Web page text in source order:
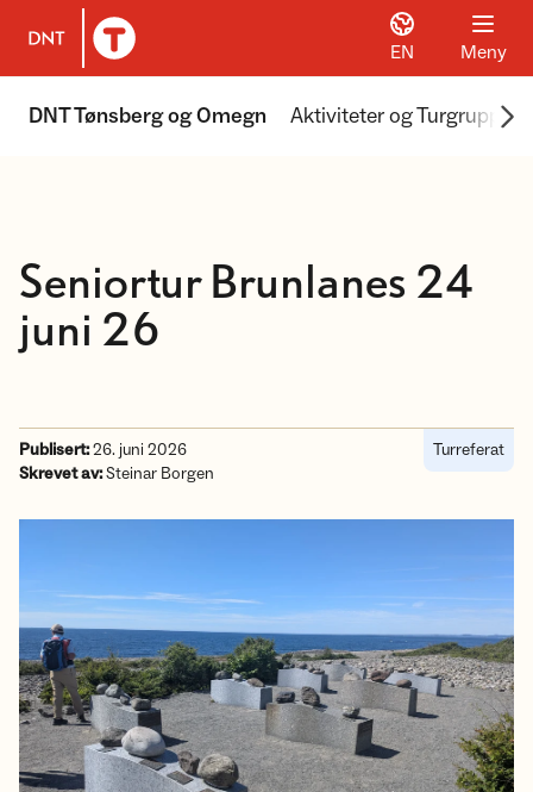
Til DNT.no forside
EN Meny
DNT Tønsberg og Omegn Aktiviteter og Turgrupper
Seniortur Brunlanes 24
juni 26
Publisert:26. juni 2026
Skrevet av:Steinar Borgen
Turreferat